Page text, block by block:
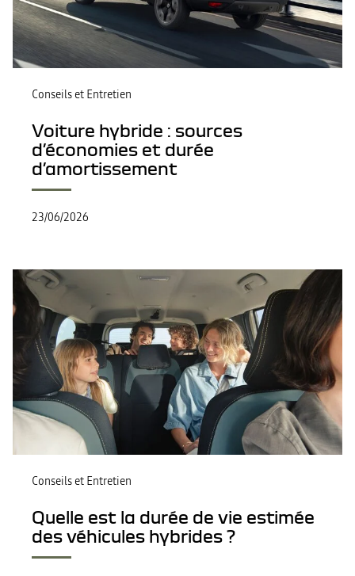
Conseils et Entretien
Voiture hybride : sources
d’économies et durée
d’amortissement
23/06/2026
Conseils et Entretien
Quelle est la durée de vie estimée
des véhicules hybrides ?